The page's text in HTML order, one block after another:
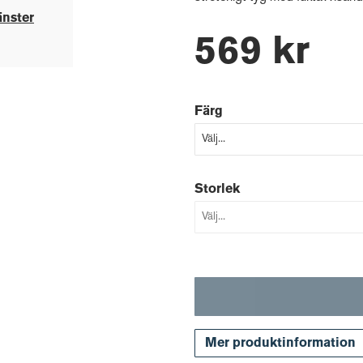
569 kr
Färg
Storlek
Mer produktinformation